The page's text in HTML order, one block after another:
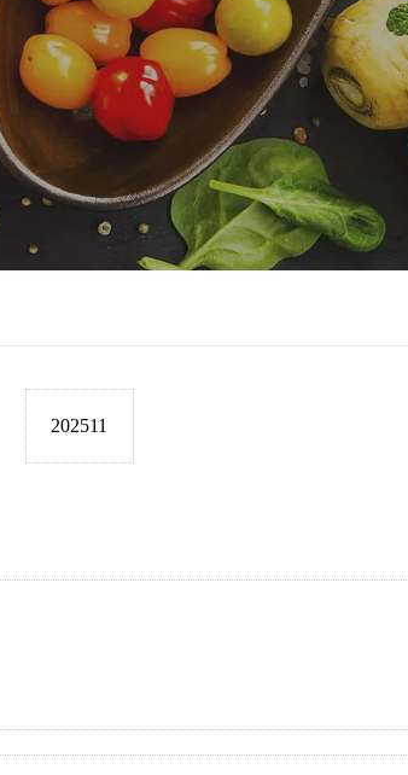
202511